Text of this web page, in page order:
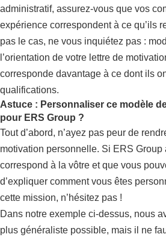
administratif, assurez-vous que vos
expérience correspondent à ce qu’ils
pas le cas, ne vous inquiétez pas :
l’orientation de votre lettre de
corresponde davantage à ce dont ils
qualifications.
Astuce : Personnaliser ce modèle
pour ERS Group ?
Tout d’abord, n’ayez pas peur de
motivation personnelle. Si ERS Group
correspond à la vôtre et que vous
d’expliquer comment vous êtes
cette mission, n’hésitez pas !
Dans notre exemple ci-dessus, nous
plus généraliste possible, mais il ne